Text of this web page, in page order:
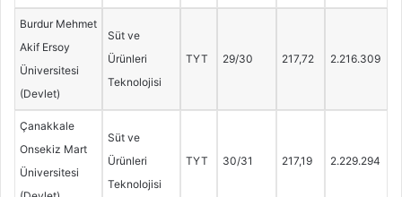
Burdur Mehmet
Akif Ersoy
Üniversitesi
(Devlet)
Süt ve
Ürünleri
Teknolojisi
TYT 29/30 217,72 2.216.309
Çanakkale
Onsekiz Mart
Üniversitesi
Süt ve
Ürünleri
Teknolojisi
TYT 30/31 217,19 2.229.294